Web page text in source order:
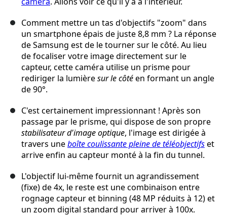
Comment mettre un tas d'objectifs "zoom" dans
un smartphone épais de juste 8,8 mm ? La réponse
de Samsung est de le tourner sur le côté. Au lieu
de focaliser votre image directement sur le
capteur, cette caméra utilise un prisme pour
rediriger la lumièresur le côtéen formant un angle
de 90°.
C'est certainement impressionnant ! Après son
passage par le prisme, qui dispose de son propre
stabilisateur d'image optique, l'image est dirigée à
travers uneboîte coulissante pleine de téléobjectifset
arrive enfin au capteur monté à la fin du tunnel.
L'objectif lui-même fournit un agrandissement
(fixe) de 4x, le reste est une combinaison entre
rognage capteur et binning (48 MP réduits à 12) et
un zoom digital standard pour arriver à 100x.